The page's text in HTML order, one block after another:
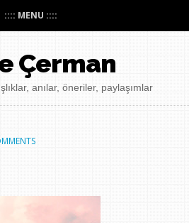
:::: MENU ::::
Çerman
anılar, öneriler, paylaşımlar